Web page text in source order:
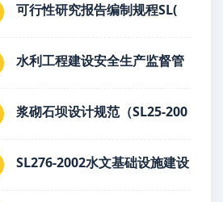
可行性研究报告编制规程SL(
水利工程建设安全生产监督管
浆砌石坝设计规范（SL25-200
SL276-2002水文基础设施建设